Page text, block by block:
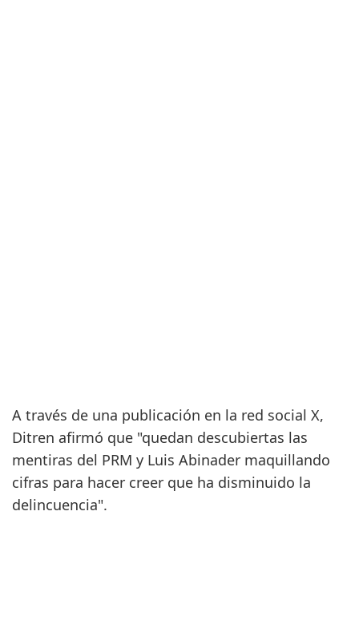
A través de una publicación en la red social X,
Ditren afirmó que "quedan descubiertas las
mentiras del PRM y Luis Abinader maquillando
cifras para hacer creer que ha disminuido la
delincuencia".